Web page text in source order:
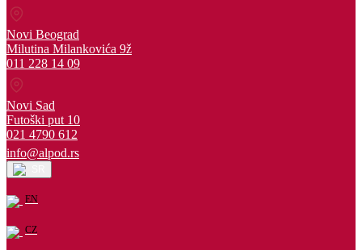
Novi Beograd
Milutina Milankovića 9ž
011 228 14 09
Novi Sad
Futoški put 10
021 4790 612
info@alpod.rs
EN
CZ